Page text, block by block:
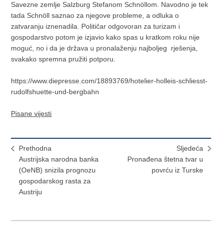
Savezne zemlje Salzburg Stefanom Schnöllom. Navodno je tek
tada Schnöll saznao za njegove probleme, a odluka o
zatvaranju iznenadila. Političar odgovoran za turizam i
gospodarstvo potom je izjavio kako spas u kratkom roku nije
moguć, no i da je država u pronalaženju najboljeg rješenja,
svakako spremna pružiti potporu.
https://www.diepresse.com/18893769/hotelier-holleis-schliesst-
rudolfshuette-und-bergbahn
Pisane vijesti
Prethodna
Austrijska narodna banka
(OeNB) snizila prognozu
gospodarskog rasta za
Austriju
Sljedeća
Pronađena štetna tvar u
povrću iz Turske